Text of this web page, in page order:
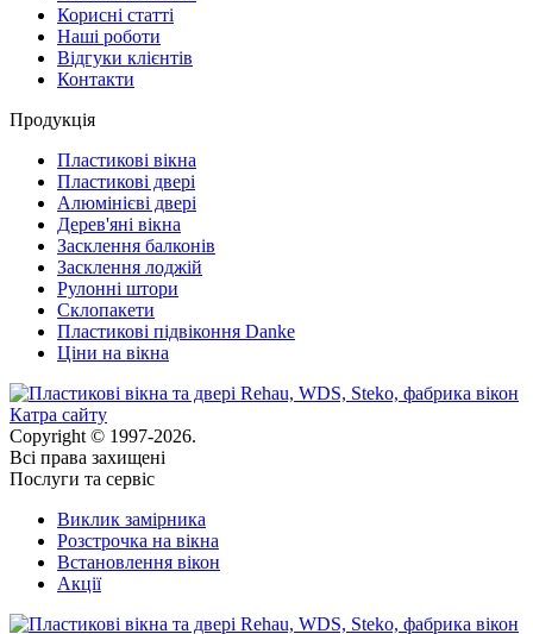
Корисні статті
Наші роботи
Відгуки клієнтів
Контакти
Продукція
Пластикові вікна
Пластикові двері
Алюмінієві двері
Дерев'яні вікна
Засклення балконів
Засклення лоджій
Рулонні штори
Склопакети
Пластикові підвіконня Danke
Ціни на вікна
Катра сайту
Copyright © 1997-2026.
Всі права захищені
Послуги та сервіс
Виклик замірника
Розстрочка на вікна
Встановлення вікон
Акції